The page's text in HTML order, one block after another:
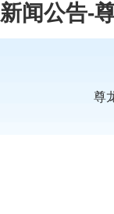
新闻公告-
尊